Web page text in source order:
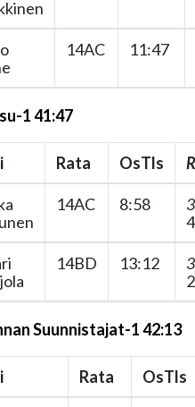
14AC 11:47
1 41:47
Rata OsTls
14AC 8:58
14BD 13:12
Suunnistajat-1 42:13
Rata OsTls